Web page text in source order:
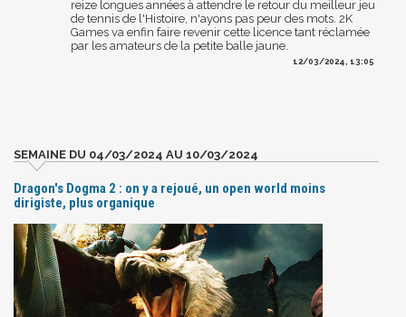
reize longues années à attendre le retour du meilleur jeu
de tennis de l'Histoire, n'ayons pas peur des mots. 2K
Games va enfin faire revenir cette licence tant réclamée
par les amateurs de la petite balle jaune.
12/03/2024, 13:05
SEMAINE DU 04/03/2024 AU 10/03/2024
Dragon's Dogma 2 : on y a rejoué, un open world moins
dirigiste, plus organique